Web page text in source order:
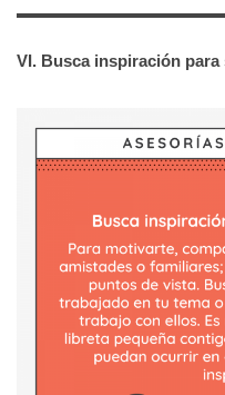
VI. Busca inspiración para